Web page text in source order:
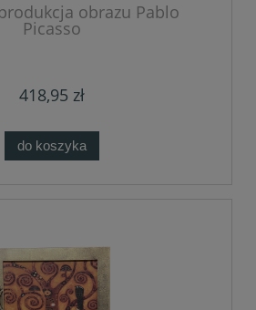
obrazu Pablo
Picasso
418,95 zł
do koszyka